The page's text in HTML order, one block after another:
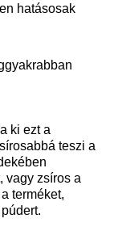
hatásosak
ki ezt a
teszi a
vagy zsíros a
terméket,